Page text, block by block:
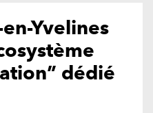
Yvelines
dédié